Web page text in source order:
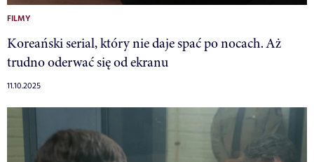
FILMY
Koreański serial, który nie daje spać po nocach. Aż
trudno oderwać się od ekranu
11.10.2025